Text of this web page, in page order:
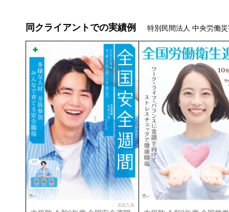
同クライアントでの実績例 特別民間法人 中央労働
2026.5.28